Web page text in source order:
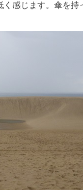
感じます。傘を